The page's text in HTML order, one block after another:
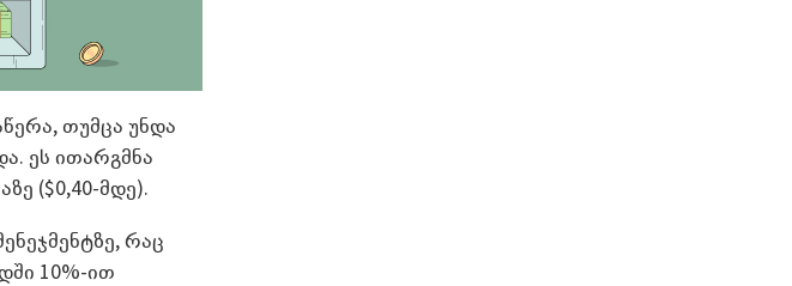
თუმცა უნდა
ეს ითარგმნა
($0,40-მდე).
რაც
10%-ით